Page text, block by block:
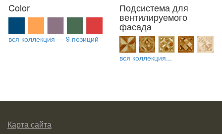
Color
вся коллекция — 9 позиций
Подсистема для
вентилируемого
фасада
вся коллекция...
Карта сайта